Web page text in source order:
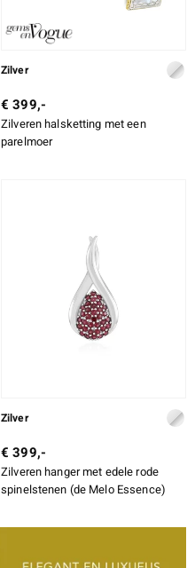
Zilver
€ 399,-
Zilveren halsketting met een
parelmoer
Zilver
€ 399,-
Zilveren hanger met edele rode
spinelstenen (de Melo Essence)